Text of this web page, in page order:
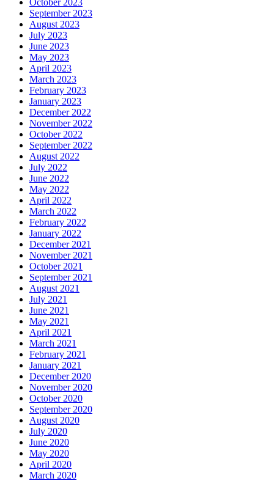
September 2023
August 2023
July 2023
June 2023
May 2023
April 2023
March 2023
February 2023
January 2023
December 2022
November 2022
October 2022
September 2022
August 2022
July 2022
June 2022
May 2022
April 2022
March 2022
February 2022
January 2022
December 2021
November 2021
October 2021
September 2021
August 2021
July 2021
June 2021
May 2021
April 2021
March 2021
February 2021
January 2021
December 2020
November 2020
October 2020
September 2020
August 2020
July 2020
June 2020
May 2020
April 2020
March 2020